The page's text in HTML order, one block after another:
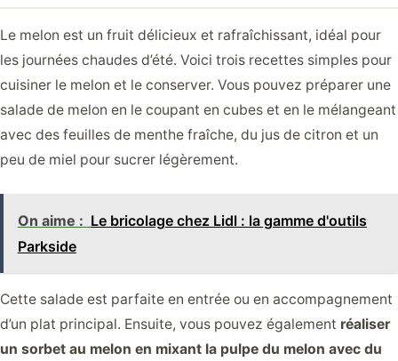
Le melon est un fruit délicieux et rafraîchissant, idéal pour
les journées chaudes d’été. Voici trois recettes simples pour
cuisiner le melon et le conserver. Vous pouvez préparer une
salade de melon en le coupant en cubes et en le mélangeant
avec des feuilles de menthe fraîche, du jus de citron et un
peu de miel pour sucrer légèrement.
On aime : Le bricolage chez Lidl : la gamme d'outils
Parkside
Cette salade est parfaite en entrée ou en accompagnement
d’un plat principal. Ensuite, vous pouvez également réaliser
un sorbet au melon en mixant la pulpe du melon avec du